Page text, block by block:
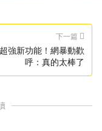
下一篇
強新功能！網暴動歡
呼：真的太棒了